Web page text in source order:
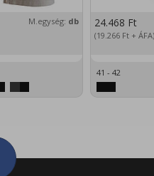
M.egység: db 24.468 Ft
(19.266 Ft + ÁFA)
41 - 42